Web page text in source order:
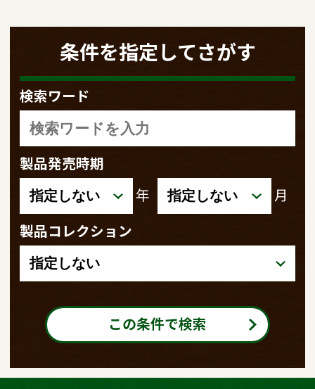
条件を指定してさがす
検索ワード
製品発売時期
年
月
製品コレクション
この条件で検索